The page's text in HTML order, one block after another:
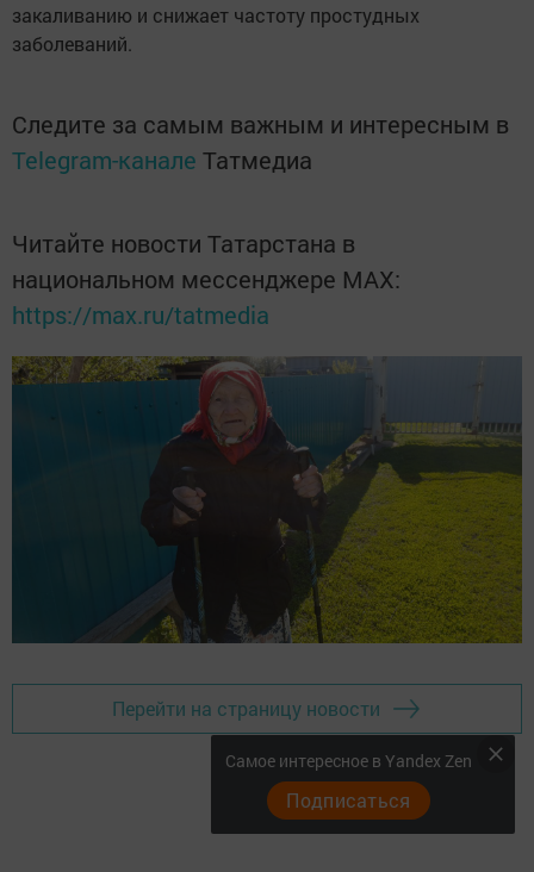
закаливанию и снижает частоту простудных
заболеваний.
Следите за самым важным и интересным в
Telegram-канале Татмедиа
Читайте новости Татарстана в
национальном мессенджере MАХ:
https://max.ru/tatmedia
Перейти на страницу новости
Самое интересное в Yandex Zen
Подписаться